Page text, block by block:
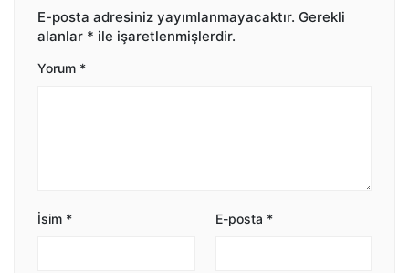
E-posta adresiniz yayımlanmayacaktır. Gerekli
alanlar * ile işaretlenmişlerdir.
Yorum *
İsim * E-posta *